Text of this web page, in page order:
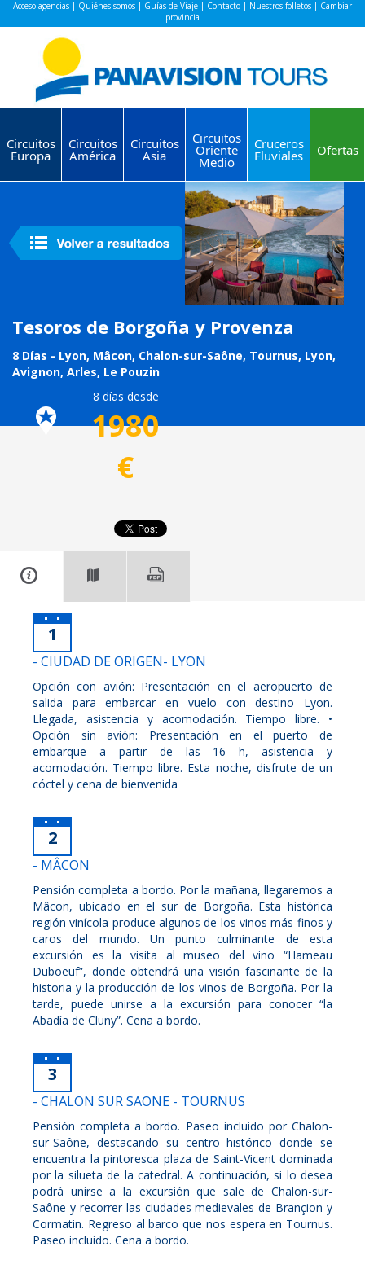
Acceso agencias | Quiénes somos | Guías de Viaje | Contacto | Nuestros folletos | Cambiar
provincia
Circuitos
Europa
Circuitos
América
Circuitos
Asia
Circuitos
Oriente
Medio
Cruceros
Fluviales Ofertas
Tesoros de Borgoña y Provenza
8 Días - Lyon, Mâcon, Chalon-sur-Saône, Tournus, Lyon,
Avignon, Arles, Le Pouzin
8 días desde
1980
€
1
- CIUDAD DE ORIGEN- LYON
Opción con avión: Presentación en el aeropuerto de
salida para embarcar en vuelo con destino Lyon.
Llegada, asistencia y acomodación. Tiempo libre. •
Opción sin avión: Presentación en el puerto de
embarque a partir de las 16 h, asistencia y
acomodación. Tiempo libre. Esta noche, disfrute de un
cóctel y cena de bienvenida
2
- MÂCON
Pensión completa a bordo. Por la mañana, llegaremos a
Mâcon, ubicado en el sur de Borgoña. Esta histórica
región vinícola produce algunos de los vinos más finos y
caros del mundo. Un punto culminante de esta
excursión es la visita al museo del vino “Hameau
Duboeuf”, donde obtendrá una visión fascinante de la
historia y la producción de los vinos de Borgoña. Por la
tarde, puede unirse a la excursión para conocer “la
Abadía de Cluny”. Cena a bordo.
3
- CHALON SUR SAONE - TOURNUS
Pensión completa a bordo. Paseo incluido por Chalon-
sur-Saône, destacando su centro histórico donde se
encuentra la pintoresca plaza de Saint-Vicent dominada
por la silueta de la catedral. A continuación, si lo desea
podrá unirse a la excursión que sale de Chalon-sur-
Saône y recorrer las ciudades medievales de Brançion y
Cormatin. Regreso al barco que nos espera en Tournus.
Paseo incluido. Cena a bordo.